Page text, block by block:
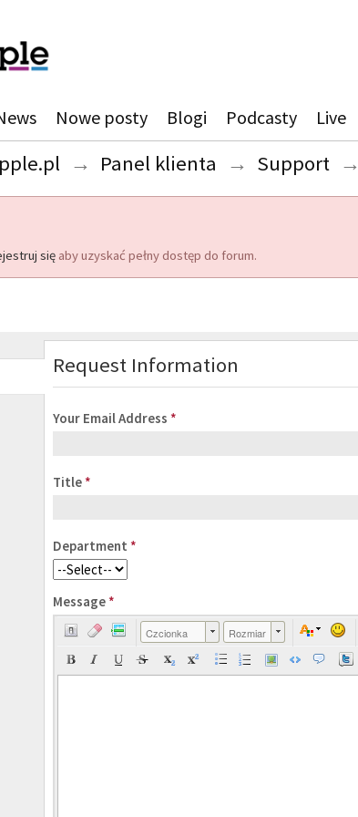
Nowe posty Blogi Podcasty Live
→ Panel klienta → Support →
się aby uzyskać pełny dostęp do forum.
Request Information
Your Email Address *
Title *
Department *
Message *
Czcionka Rozmiar